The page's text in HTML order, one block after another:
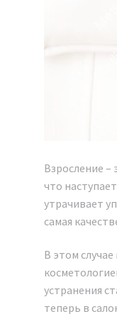
Взросление
что
утрачивает
самая
В этом
устранения
теперь в